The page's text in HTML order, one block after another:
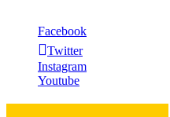
Facebook
Twitter
Instagram
Youtube